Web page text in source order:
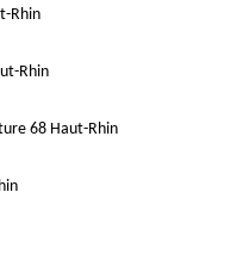
Rhin
Rhin
68 Haut-Rhin